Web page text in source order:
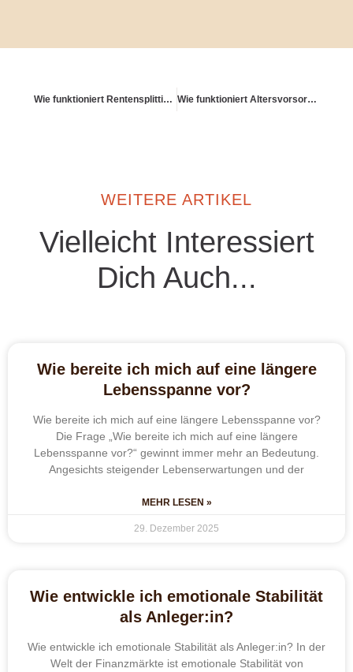
Wie funktioniert Rentensplitting bei Ehepaaren? Wie funktioniert Altersvorsorge über Cashback-Programme?
WEITERE ARTIKEL
Vielleicht Interessiert
Dich Auch...
Wie bereite ich mich auf eine längere
Lebensspanne vor?
Wie bereite ich mich auf eine längere Lebensspanne vor?
Die Frage „Wie bereite ich mich auf eine längere
Lebensspanne vor?“ gewinnt immer mehr an Bedeutung.
Angesichts steigender Lebenserwartungen und der
MEHR LESEN »
29. Dezember 2025
Wie entwickle ich emotionale Stabilität
als Anleger:in?
Wie entwickle ich emotionale Stabilität als Anleger:in? In der
Welt der Finanzmärkte ist emotionale Stabilität von